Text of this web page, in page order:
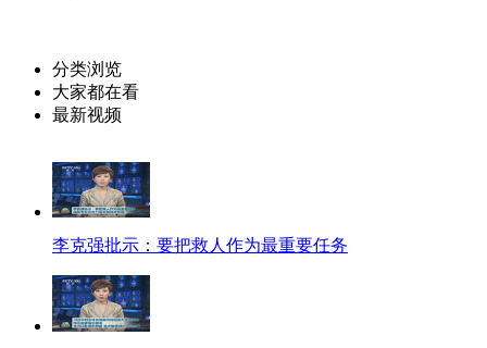
分类浏览
大家都在看
最新视频
李克强批示：要把救人作为最重要任务